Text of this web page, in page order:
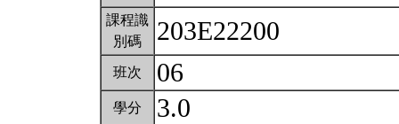
課程識
別碼
203E22200
班次 06
學分 3.0